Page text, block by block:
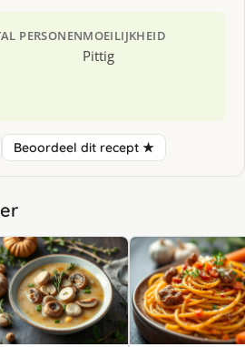
PERSONENMOEILIJKHEID
Pittig
Beoordeel dit recept ★